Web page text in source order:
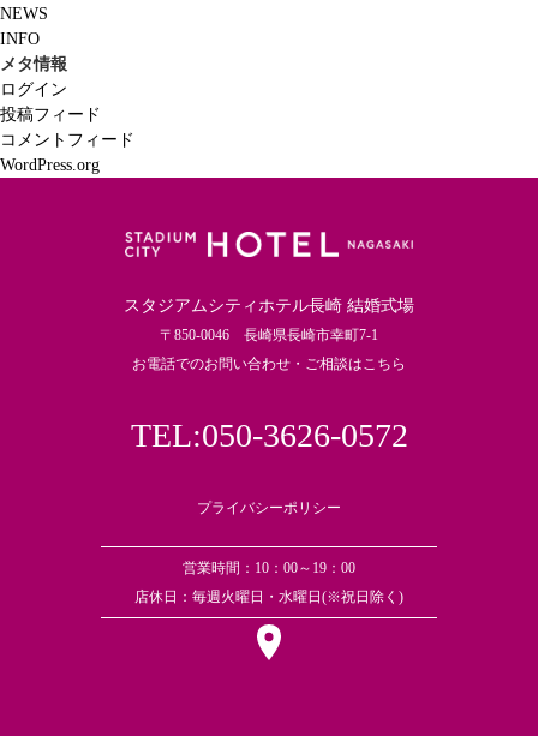
NEWS
INFO
メタ情報
ログイン
投稿フィード
コメントフィード
WordPress.org
スタジアムシティホテル長崎 結婚式場
〒850-0046 長崎県長崎市幸町7-1
お電話でのお問い合わせ・ご相談はこちら
TEL:050-3626-0572
プライバシーポリシー
営業時間：10：00～19：00
店休日：毎週火曜日・水曜日(※祝日除く)